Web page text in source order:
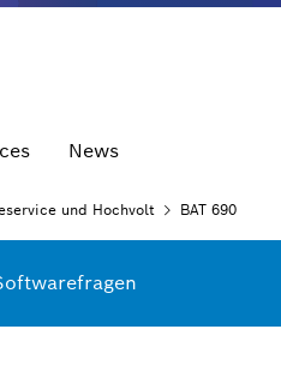
News
und Hochvolt BAT 690